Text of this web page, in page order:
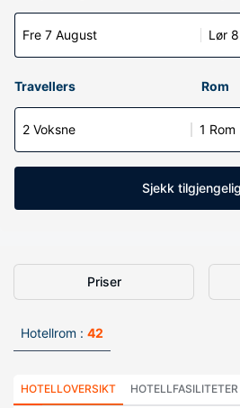
Fre 7 August Lør
Travellers Rom
2 Voksne 1 Rom
Sjekk
Priser
Hotellrom : 42
HOTELLOVERSIKT HOTELLFASILITETER